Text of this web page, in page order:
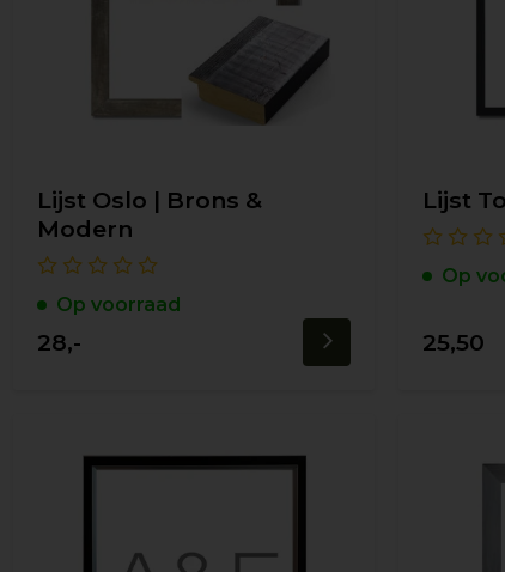
Lijst Oslo | Brons &
Modern
Op voorraad
28,-
Lijst
Op
25,50